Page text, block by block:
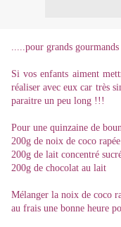
.....pour grands
Si vos enfants aiment
réaliser avec eux car très
paraitre un peu long !!!
Pour une quinzaine de
200g de noix de coco rapée
200g de lait concentré
200g de chocolat au lait
Mélanger la noix de coco
au frais une bonne heure